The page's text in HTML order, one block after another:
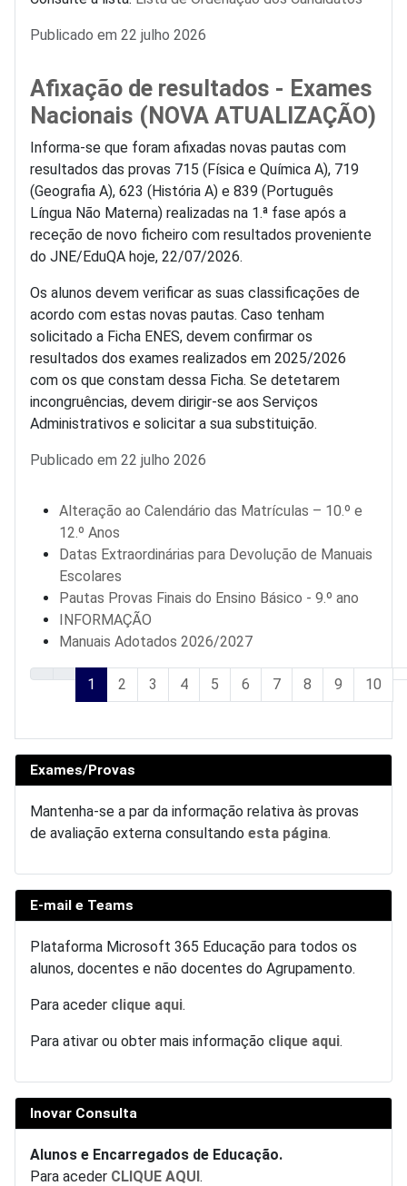
Detalhes
Publicado em 22 julho 2026
Afixação de resultados - Exames
Nacionais (NOVA ATUALIZAÇÃO)
Informa-se que foram afixadas novas pautas com
resultados das provas 715 (Física e Química A), 719
(Geografia A), 623 (História A) e 839 (Português
Língua Não Materna) realizadas na 1.ª fase após a
receção de novo ficheiro com resultados proveniente
do JNE/EduQA hoje, 22/07/2026.
Os alunos devem verificar as suas classificações de
acordo com estas novas pautas. Caso tenham
solicitado a Ficha ENES, devem confirmar os
resultados dos exames realizados em 2025/2026
com os que constam dessa Ficha. Se detetarem
incongruências, devem dirigir-se aos Serviços
Administrativos e solicitar a sua substituição.
Detalhes
Publicado em 22 julho 2026
Alteração ao Calendário das Matrículas – 10.º e
12.º Anos
Datas Extraordinárias para Devolução de Manuais
Escolares
Pautas Provas Finais do Ensino Básico - 9.º ano
INFORMAÇÃO
Manuais Adotados 2026/2027
Pág. 1 de 51
1 2 3 4 5 6 7 8 9 10
Exames/Provas
Mantenha-se a par da informação relativa às provas
de avaliação externa consultando esta página.
E-mail e Teams
Plataforma Microsoft 365 Educação para todos os
alunos, docentes e não docentes do Agrupamento.
Para aceder clique aqui.
Para ativar ou obter mais informação clique aqui.
Inovar Consulta
Alunos e Encarregados de Educação.
Para aceder CLIQUE AQUI .